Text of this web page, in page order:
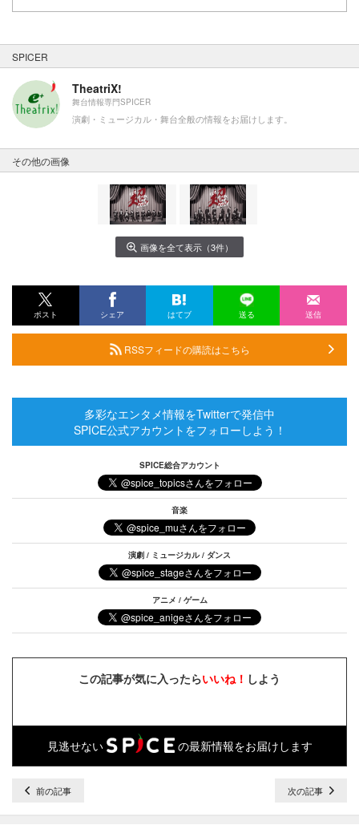
SPICER
TheatriX!
舞台情報専門SPICER
演劇・ミュージカル・舞台全般の情報をお届けします。
その他の画像
画像を全て表示（3件）
ポスト シェア はてブ 送る 送信
RSSフィードの購読はこちら
多彩なエンタメ情報をTwitterで発信中
SPICE公式アカウントをフォローしよう！
SPICE総合アカウント
音楽
演劇 / ミュージカル / ダンス
アニメ / ゲーム
この記事が気に入ったらいいね！ しよう
見逃せない の最新情報をお届けします
前の記事 次の記事